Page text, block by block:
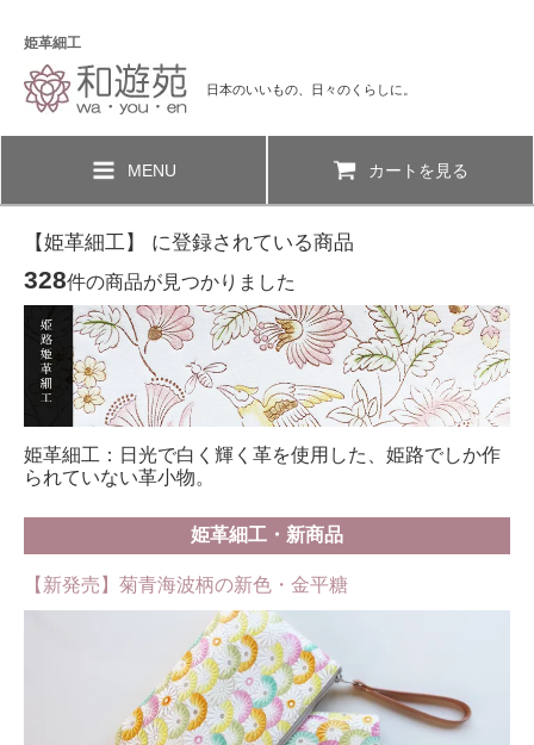
姫革細工
日本のいいもの、日々のくらしに。
MENU カートを見る
【姫革細工】 に登録されている商品
328件の商品が見つかりました
姫革細工：日光で白く輝く革を使用した、姫路でしか作
られていない革小物。
姫革細工・新商品
【新発売】菊青海波柄の新色・金平糖